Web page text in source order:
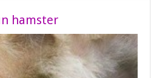
hamster